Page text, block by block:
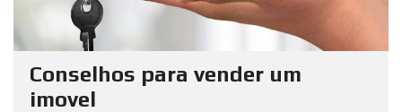
Conselhos para vender um
imovel